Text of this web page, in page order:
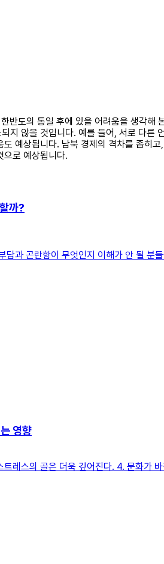
반도의 통일 후에 있을 어려움을 생각
지 않을 것입니다. 예를 들어, 서로 다
예상됩니다. 남북 경제의 격차를 좁히
으로 예상됩니다.
까?
담과 곤란함이 무엇인지 이해가 안 될
영향
레스의 골은 더욱 깊어진다. 4. 문화가